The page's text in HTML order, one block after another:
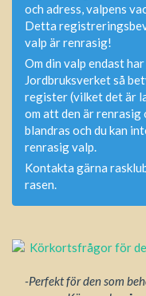
och adress, valpens
Detta
valp är renrasig!
Om din valp endast
Jordbruksverket så
register (vilket det är
om att den är renrasig
blandras och du kan
renrasig valp.
Kontakta gärna
rasen.
-Perfekt för den som